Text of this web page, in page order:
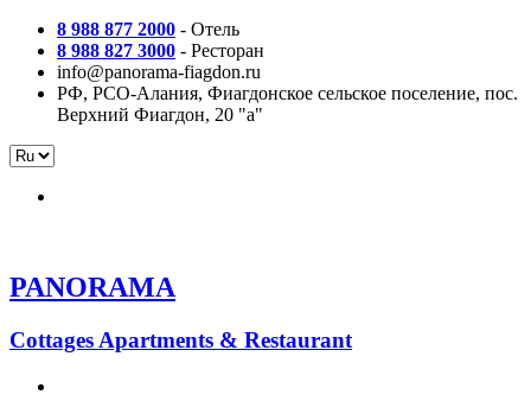
8 988 877 2000 - Отель
8 988 827 3000 - Ресторан
info@panorama-fiagdon.ru
РФ, РСО-Алания, Фиагдонское сельское поселение, пос.
Верхний Фиагдон, 20 "а"
PANORAMA
Сottages Apartments & Restaurant